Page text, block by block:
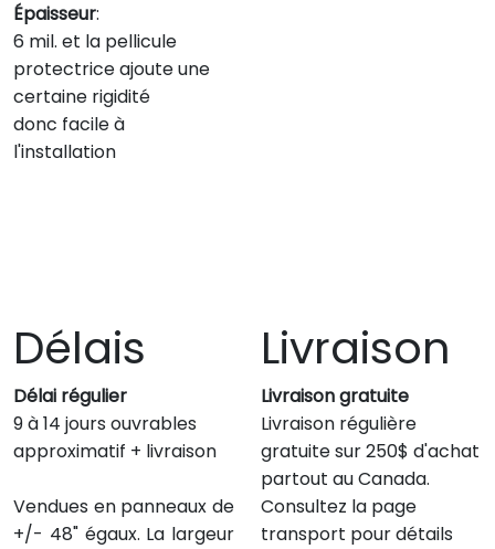
Épaisseur:
6 mil. et la pellicule
protectrice ajoute une
certaine rigidité
donc facile à
l'installation
Délais
Délai régulier
9 à 14 jours ouvrables
approximatif + livraison
Vendues en panneaux de
+/- 48" égaux. La largeur
Livraison
Livraison gratuite
Livraison régulière
gratuite sur 250$ d'achat
partout au Canada.
Consultez la page
transport pour détails